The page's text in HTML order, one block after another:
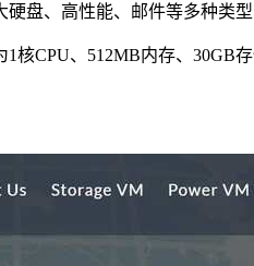
盘、高性能、邮件等多种类
核CPU、512MB内存、30GB